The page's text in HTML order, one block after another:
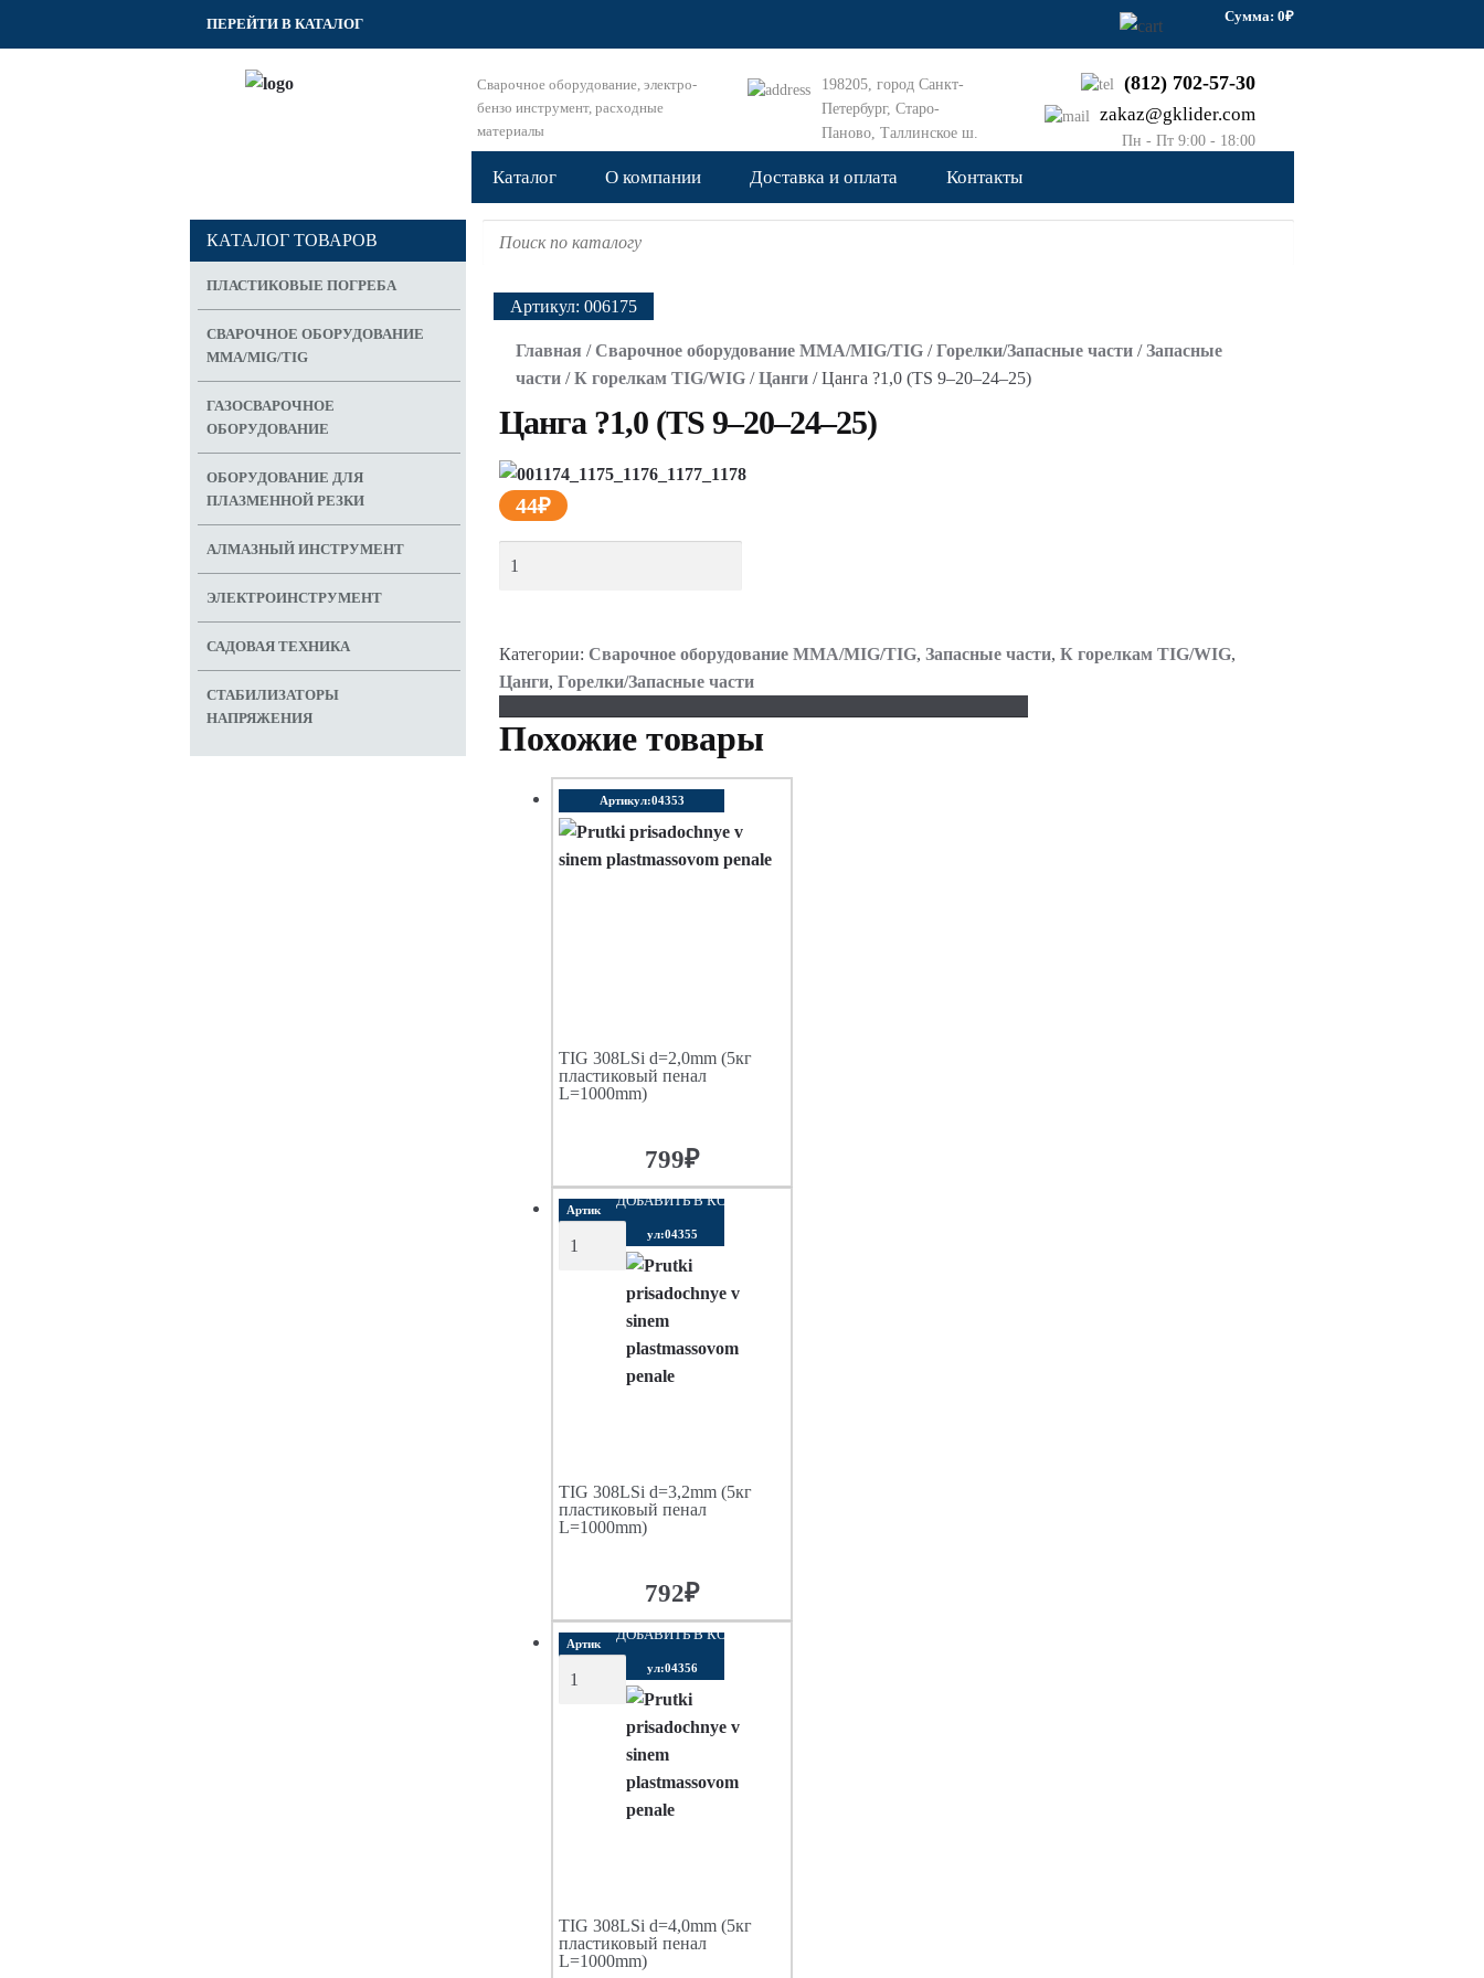
ПЕРЕЙТИ В КАТАЛОГ Сумма: 0₽
Сварочное оборудование, электро-
бензо инструмент, расходные
материалы
198205, город Санкт-
Петербург, Старо-
Паново, Таллинское ш.
(812) 702-57-30
zakaz@gklider.com
Пн - Пт 9:00 - 18:00
Каталог О компании Доставка и оплата Контакты
Search for:
Главная /Сварочное оборудование MMA/MIG/TIG /Горелки/Запасные части /Запасные
части /К горелкам TIG/WIG /Цанги / Цанга ?1,0 (TS 9–20–24–25)
Цанга ?1,0 (TS 9–20–24–25)
44₽
Артикул: 006175
Категории: Сварочное оборудование MMA/MIG/TIG, Запасные части, К горелкам TIG/WIG,
Цанги, Горелки/Запасные части
Похожие товары
Артикул:04353
TIG 308LSi d=2,0mm (5кг
пластиковый пенал
L=1000mm)
799₽
ДОБАВИТЬ В КОРЗИНУ
Артик
ул:04355
TIG 308LSi d=3,2mm (5кг
пластиковый пенал
L=1000mm)
792₽
ДОБАВИТЬ В КОРЗИНУ
Артик
ул:04356
TIG 308LSi d=4,0mm (5кг
пластиковый пенал
L=1000mm)
КАТАЛОГ ТОВАРОВ
ПЛАСТИКОВЫЕ ПОГРЕБА
СВАРОЧНОЕ ОБОРУДОВАНИЕ
MMA/MIG/TIG
ГАЗОСВАРОЧНОЕ
ОБОРУДОВАНИЕ
ОБОРУДОВАНИЕ ДЛЯ
ПЛАЗМЕННОЙ РЕЗКИ
АЛМАЗНЫЙ ИНСТРУМЕНТ
ЭЛЕКТРОИНСТРУМЕНТ
САДОВАЯ ТЕХНИКА
СТАБИЛИЗАТОРЫ
НАПРЯЖЕНИЯ